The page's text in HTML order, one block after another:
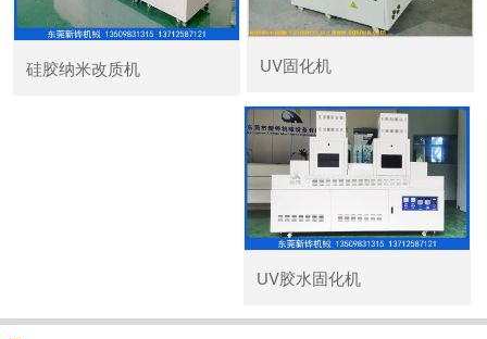
硅胶纳米改质机 UV固化机
UV胶水固化机